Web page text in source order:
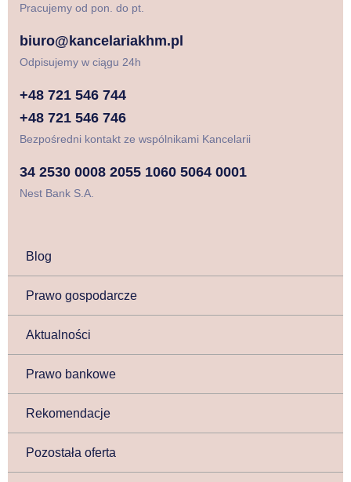
Blog
Prawo gospodarcze
Aktualności
Prawo bankowe
Rekomendacje
Pozostała oferta
Pracujemy od pon. do pt.
biuro@kancelariakhm.pl
Odpisujemy w ciągu 24h
+48 721 546 744
+48 721 546 746
Bezpośredni kontakt ze wspólnikami Kancelarii
34 2530 0008 2055 1060 5064 0001
Nest Bank S.A.